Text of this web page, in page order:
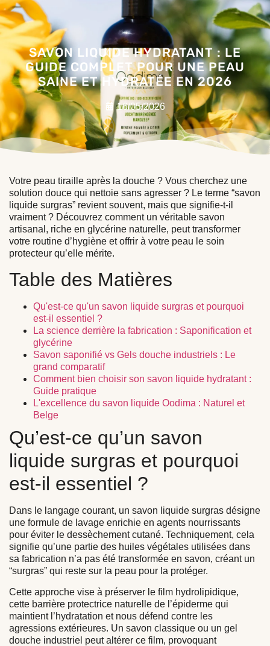
SAVON LIQUIDE HYDRATANT : LE
GUIDE COMPLET POUR UNE PEAU
SAINE ET HYDRATÉE EN 2026
16/05/2026
Votre peau tiraille après la douche ? Vous cherchez une
solution douce qui nettoie sans agresser ? Le terme “savon
liquide surgras” revient souvent, mais que signifie-t-il
vraiment ? Découvrez comment un véritable savon
artisanal, riche en glycérine naturelle, peut transformer
votre routine d’hygiène et offrir à votre peau le soin
protecteur qu’elle mérite.
Table des Matières
Qu'est-ce qu'un savon liquide surgras et pourquoi
est-il essentiel ?
La science derrière la fabrication : Saponification et
glycérine
Savon saponifié vs Gels douche industriels : Le
grand comparatif
Comment bien choisir son savon liquide hydratant :
Guide pratique
L'excellence du savon liquide Oodima : Naturel et
Belge
Qu’est-ce qu’un savon
liquide surgras et pourquoi
est-il essentiel ?
Dans le langage courant, un savon liquide surgras désigne
une formule de lavage enrichie en agents nourrissants
pour éviter le dessèchement cutané. Techniquement, cela
signifie qu’une partie des huiles végétales utilisées dans
sa fabrication n’a pas été transformée en savon, créant un
“surgras” qui reste sur la peau pour la protéger.
Cette approche vise à préserver le film hydrolipidique,
cette barrière protectrice naturelle de l’épiderme qui
maintient l’hydratation et nous défend contre les
agressions extérieures. Un savon classique ou un gel
douche industriel peut altérer ce film, provoquant